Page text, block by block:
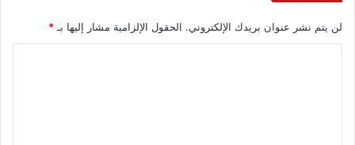
لن يتم نشر عنوان بريدك الإلكتروني. الحقول الإلزامية مشار إليها بـ *